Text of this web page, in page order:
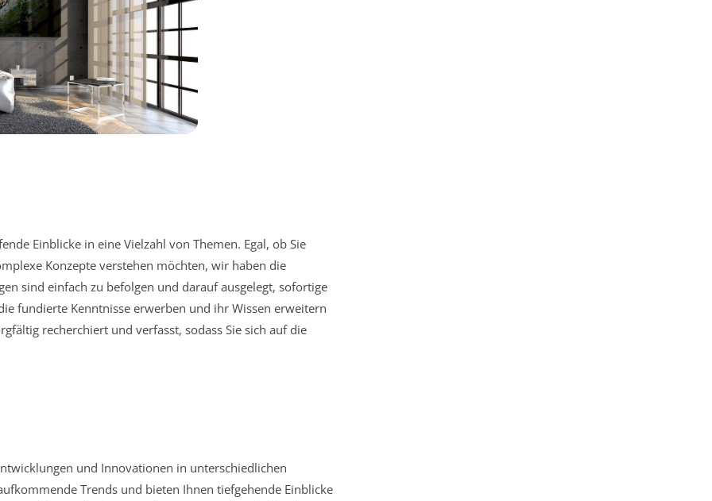
Einblicke in eine Vielzahl von Themen. Egal, ob Sie
Konzepte verstehen möchten, wir haben die
sind einfach zu befolgen und darauf ausgelegt, sofortige
fundierte Kenntnisse erwerben und ihr Wissen erweitern
recherchiert und verfasst, sodass Sie sich auf die
und Innovationen in unterschiedlichen
Trends und bieten Ihnen tiefgehende Einblicke